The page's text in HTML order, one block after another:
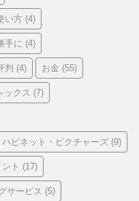
い方 (4)
手に (4)
判 (4) お金 (55)
ックス (7)
ハピネット・ピクチャーズ (9)
ト (17)
サービス (5)